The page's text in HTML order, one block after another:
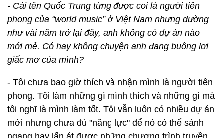
- Cái tên Quốc Trung từng được coi là người tiên
phong của “world music” ở Việt Nam nhưng dường
như vài năm trở lại đây, anh không có dự án nào
mới mẻ. Có hay không chuyện anh đang buông lơi
giấc mơ của mình?
- Tôi chưa bao giờ thích và nhận mình là người tiên
phong. Tôi làm những gì mình thích và những gì mà
tôi nghĩ là mình làm tốt. Tôi vẫn luôn có nhiều dự án
mới nhưng chưa đủ "năng lực" để nó có thể sánh
ngang hay lấn át được những chương trình truyền